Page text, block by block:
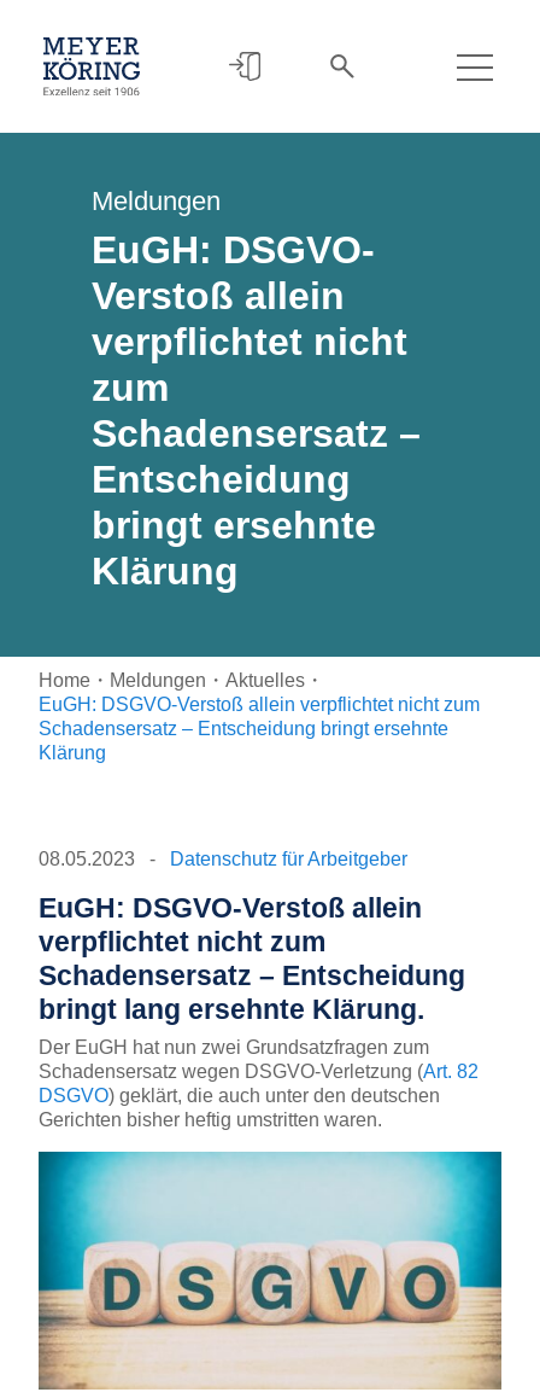
Meldungen
EuGH: DSGVO-
Verstoß allein
verpflichtet nicht
zum
Schadensersatz –
Entscheidung
bringt ersehnte
Klärung
Home ・ Meldungen ・ Aktuelles ・
EuGH: DSGVO-Verstoß allein verpflichtet nicht zum
Schadensersatz – Entscheidung bringt ersehnte
Klärung
08.05.2023 - Datenschutz für Arbeitgeber
EuGH: DSGVO-Verstoß allein
verpflichtet nicht zum
Schadensersatz – Entscheidung
bringt lang ersehnte Klärung.
Der EuGH hat nun zwei Grundsatzfragen zum
Schadensersatz wegen DSGVO-Verletzung (Art. 82
DSGVO) geklärt, die auch unter den deutschen
Gerichten bisher heftig umstritten waren.